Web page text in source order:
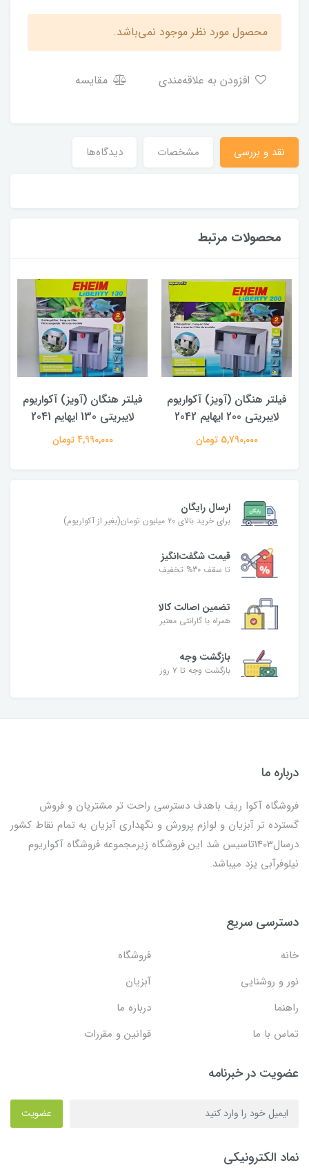
محصول مورد نظر موجود نمی‌باشد.
مقایسه
نقد و بررسی مشخصات دیدگاه‌ها
محصولات مرتبط
فیلتر هنگان (آویز) آکواریوم
لایبریتی 200 ایهایم 2042
5,790,000 تومان
فیلتر هنگان (آویز) آکواریوم
لایبریتی 130 ایهایم 2041
4,990,000 تومان
ارسال رایگان
برای خرید بالای ۲۰ میلیون تومان(بغیر از آکواریوم)
قیمت شگفت‌انگیز
تا سقف 30% تخفیف
تضمین اصالت کالا
همراه با گارانتی معتبر
بازگشت وجه
بازگشت وجه تا ۷ روز
درباره ما
فروشگاه آکوا ریف باهدف دسترسی راحت تر مشتریان و فروش
گسترده تر آبزیان و لوازم پرورش و نگهداری آبزیان به تمام نقاط کشور
درسال1403تاسیس شد این فروشگاه زیرمجموعه فروشگاه آکواریوم
نیلوفرآبی یزد میباشد.
دسترسی سریع
خانه
فروشگاه
نور و روشنایی
آبزیان
راهنما
درباره ما
تماس با ما
قوانین و مقررات
عضویت در خبرنامه
عضویت
نماد الکترونیکی